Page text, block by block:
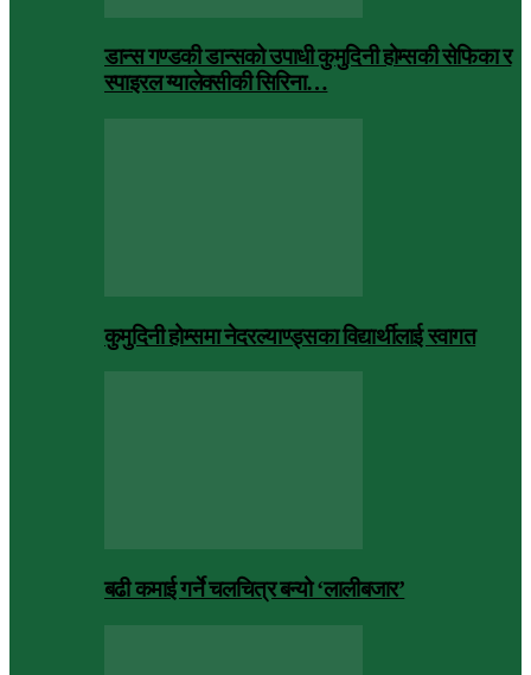
डान्स गण्डकी डान्सको उपाधी कुमुदिनी होम्सकी सेफिका र
स्पाइरल ग्यालेक्सीकी सिरिना…
कुमुदिनी होम्समा नेदरल्याण्ड्सका विद्यार्थीलाई स्वागत
बढी कमाई गर्ने चलचित्र बन्यो ‘लालीबजार’